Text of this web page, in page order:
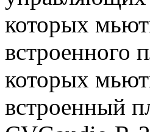
которых
встроенного
которых
встроенный